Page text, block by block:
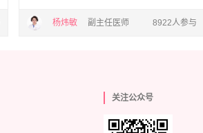
杨炜敏 副主任医师 8922人参与
关注公众号